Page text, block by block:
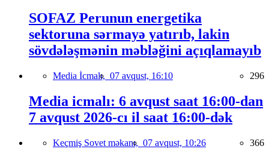
SOFAZ Perunun energetika
sektoruna sərmayə yatırıb, lakin
sövdələşmənin məbləğini açıqlamayıb
Media İcmalı, 07 avqust, 16:10 296
Media icmalı: 6 avqust saat 16:00-dan
7 avqust 2026-cı il saat 16:00-dək
Keçmiş Sovet məkanı, 07 avqust, 10:26 366